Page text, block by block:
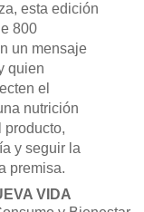
esta edición
800
un mensaje
quien
el
nutrición
producto,
y seguir la
premisa.
VIDA